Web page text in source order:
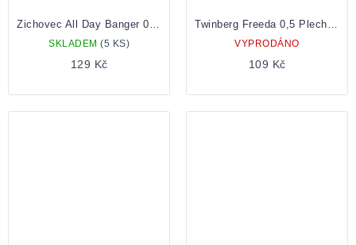
SKLADEM (5 KS)
129 Kč
VYPRODÁNO
109 Kč